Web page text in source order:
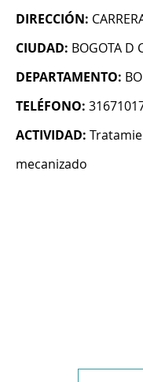
DIRECCIÓN:
CIUDAD: BOGOTA D
DEPARTAMENTO:
TELÉFONO:
ACTIVIDAD:
mecanizado